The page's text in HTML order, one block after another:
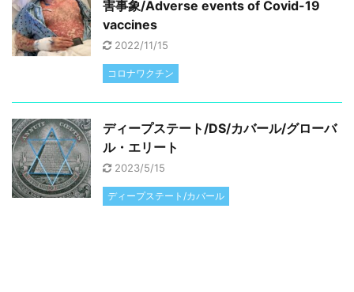
害事象/Adverse events of Covid-19
vaccines
2022/11/15
コロナワクチン
ディープステート/DS/カバール/グローバ
ル・エリート
2023/5/15
ディープステート/カバール